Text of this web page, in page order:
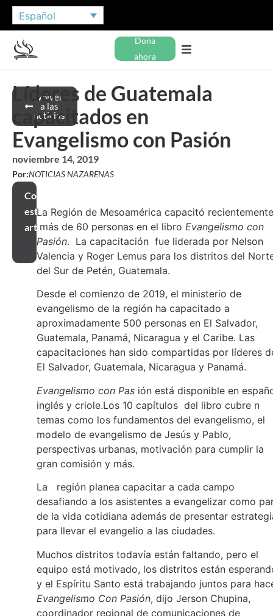
Español
Dona
ahora
Volver
a las
noticias
Líderes de Guatemala
capacitados en
Evangelismo con Pasión
noviembre 14, 2019
Por:NOTICIAS NAZARENAS
Compartir
este
artículo
La Región de Mesoamérica capacitó
más de 60 personas en el libro Evangelismo con
Pasión. La capacitación fue liderada por Nelson
Valencia y Roger Lemus para los distritos del
del Sur de Petén, Guatemala.
Desde el comienzo de 2019, el ministerio de
evangelismo de la región ha capacitado a
aproximadamente 500 personas en El Salvador,
Guatemala, Panamá, Nicaragua y el Caribe. Las
capacitaciones han sido compartidas por líderes
El Salvador, Guatemala, Nicaragua y Panamá.
Evangelismo con Pas ión está disponible en
inglés y criole.Los 10 capítulos del libro cubre n
temas como los fundamentos del evangelismo, el
modelo de evangelismo de Jesús y Pablo,
perspectivas urbanas, motivación para cumplir la
gran comisión y más.
La región planea capacitar a cada campo
desafiando a los asistentes a evangelizar como
de la vida cotidiana además de presentar
para llevar el evangelio a las ciudades.
Muchos distritos todavía están faltando, pero el
equipo está motivado, los distritos están
y el Espíritu Santo está trabajando juntos para
Evangelismo Con Pasión, dijo Jerson Chupina,
coordinador regional de comunicaciones de